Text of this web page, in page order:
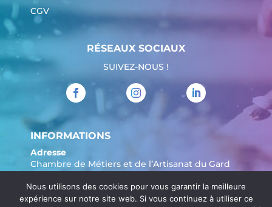
CGV
RÉSEAUX SOCIAUX
SUIVEZ-NOUS !
INFORMATIONS
Adresse
Chambre de Métiers et de l’Artisanat du Gard
904 Avenue Marechal Juin
30908 Nîmes
Nous utilisons des cookies pour vous garantir la meilleure
expérience sur notre site web. Si vous continuez à utiliser ce